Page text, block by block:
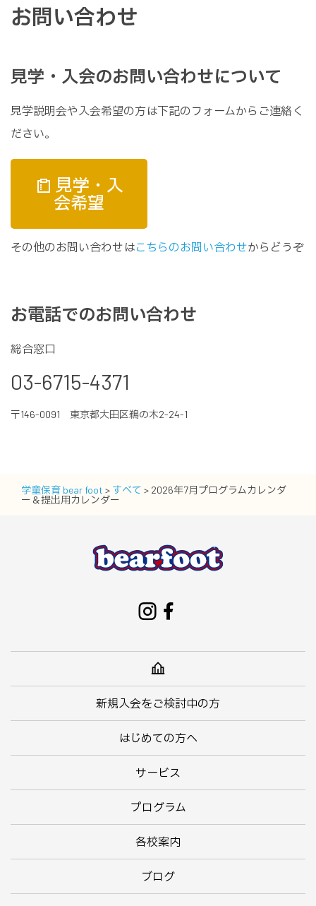
お問い合わせ
見学・入会のお問い合わせについて
見学説明会や入会希望の方は下記のフォームからご連絡く
ださい。
見学・入
会希望
その他のお問い合わせはこちらのお問い合わせからどうぞ
お電話でのお問い合わせ
総合窓口
03-6715-4371
〒146-0091 東京都大田区鵜の木2-24-1
学童保育 bear foot > すべて > 2026年7月プログラムカレンダ
ー＆提出用カレンダー
新規入会をご検討中の方
はじめての方へ
サービス
プログラム
各校案内
ブログ